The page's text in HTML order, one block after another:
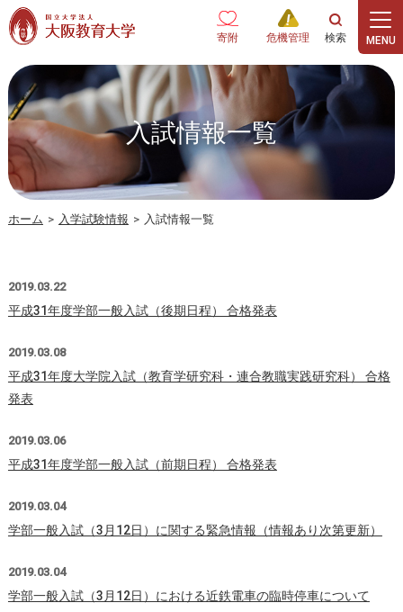
本文へ
寄附 危機管理
入試情報一覧
ホーム > 入学試験情報 > 入試情報一覧
2019.03.22
平成31年度学部一般入試（後期日程） 合格発表
2019.03.08
平成31年度大学院入試（教育学研究科・連合教職実践研究科） 合格
発表
2019.03.06
平成31年度学部一般入試（前期日程） 合格発表
2019.03.04
学部一般入試（3月12日）に関する緊急情報（情報あり次第更新）
2019.03.04
学部一般入試（3月12日）における近鉄電車の臨時停車について